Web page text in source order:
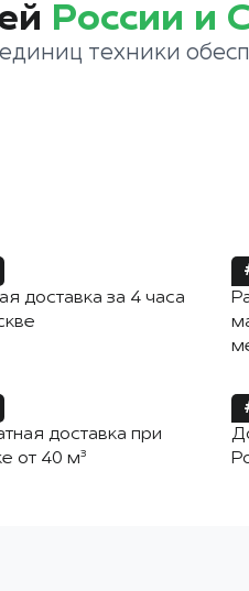
России и
техники
доставка за 4 часа
доставка при
от 40 м³